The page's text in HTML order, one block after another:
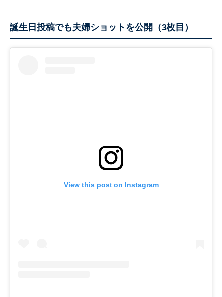
誕生日投稿でも夫婦ショットを公開（3枚目）
View this post on Instagram